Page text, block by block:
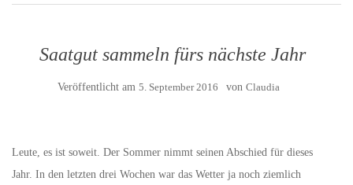
Saatgut sammeln fürs nächste Jahr
Veröffentlicht am 5. September 2016 von Claudia
Leute, es ist soweit. Der Sommer nimmt seinen Abschied für dieses
Jahr. In den letzten drei Wochen war das Wetter ja noch ziemlich